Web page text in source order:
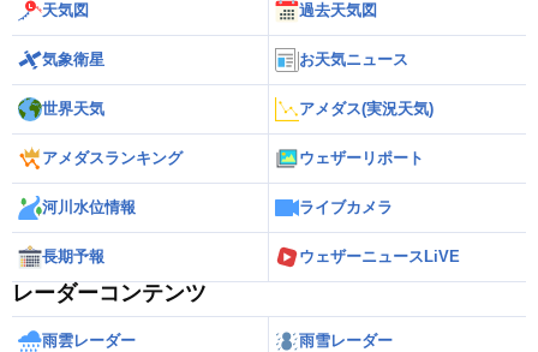
天気図 過去天気図
気象衛星 お天気ニュース
世界天気 アメダス(実況天気)
アメダスランキング ウェザーリポート
河川水位情報 ライブカメラ
長期予報 ウェザーニュースLiVE
レーダーコンテンツ
雨雲レーダー 雨雪レーダー